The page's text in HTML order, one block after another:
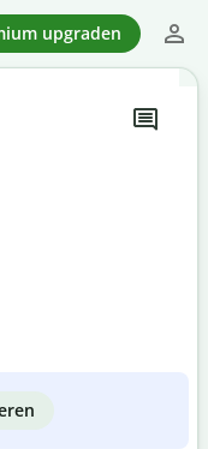
upgraden